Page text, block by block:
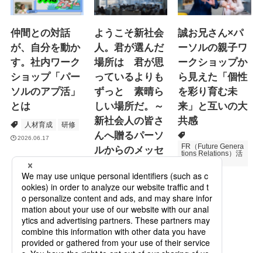
仲間との対話
が、自分を動か
す。社内ワーク
ショップ「パー
ソルのアプ活」
とは
人材育成 研修
2026.06.17
ようこそ新社会
人。君が選んだ
場所は 君が思
っているよりも
ずっと 素晴ら
しい場所だ。～
新社会人の皆さ
んへ贈るパーソ
ルからのメッセ
Specialized Servic
es
プロモーション
2026.05.19
誠お兄さん×パ
ーソルの親子ワ
ークショップか
ら見えた「個性
を彩り育む未
来」と互いの大
共感
FR（Future Genera
tions Relations）活
次世代育成
2026.06.16